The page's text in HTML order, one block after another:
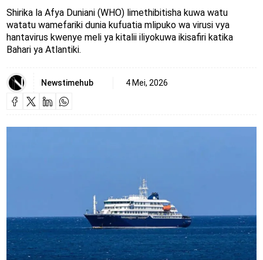
Shirika la Afya Duniani (WHO) limethibitisha kuwa watu
watatu wamefariki dunia kufuatia mlipuko wa virusi vya
hantavirus kwenye meli ya kitalii iliyokuwa ikisafiri katika
Bahari ya Atlantiki.
Newstimehub 4 Mei, 2026